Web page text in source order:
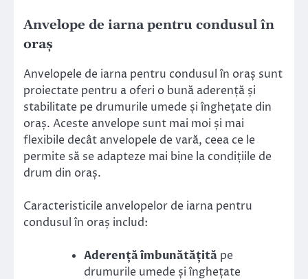
Anvelope de iarna pentru condusul în
oraș
Anvelopele de iarna pentru condusul în oraș sunt
proiectate pentru a oferi o bună aderență și
stabilitate pe drumurile umede și înghețate din
oraș. Aceste anvelope sunt mai moi și mai
flexibile decât anvelopele de vară, ceea ce le
permite să se adapteze mai bine la condițiile de
drum din oraș.
Caracteristicile anvelopelor de iarna pentru
condusul în oraș includ:
Aderență îmbunătățită pe
drumurile umede și înghețate